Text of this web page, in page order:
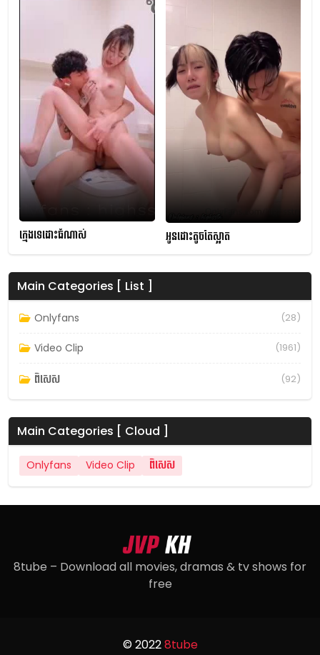
ក្មេងទេដោះធំណាស់ អូនដោះតូចតែស្អាត
Main Categories [ List ]
Onlyfans (28)
Video Clip (1961)
ពិសេស (92)
Main Categories [ Cloud ]
Onlyfans Video Clip ពិសេស
8tube – Download all movies, dramas & tv shows for
free
© 20228tube